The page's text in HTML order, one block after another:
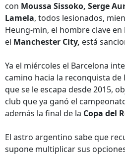
con Moussa Sissoko, Serge
Lamela, todos lesionados,
Heung-min, el hombre clave
el Manchester City, está
Ya el miércoles el Barcelona
camino hacia la reconquista
que se le escapa desde 2015,
club que ya ganó el
además la final de la Copa del
El astro argentino sabe que
supone multiplicar sus